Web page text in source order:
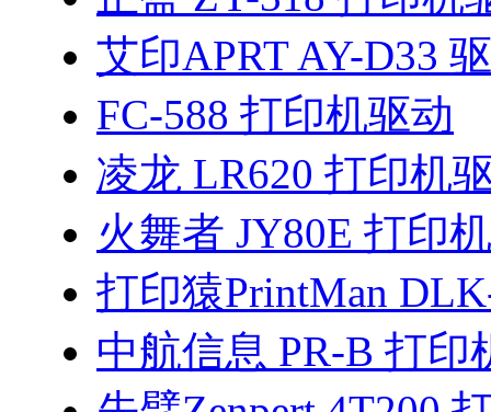
艾印APRT AY-D33
FC-588 打印机驱动
凌龙 LR620 打印机
火舞者 JY80E 打印
打印猿PrintMan
中航信息 PR-B 打印